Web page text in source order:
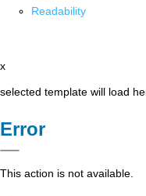
Readability
x
selected template will load
Error
This action is not available.